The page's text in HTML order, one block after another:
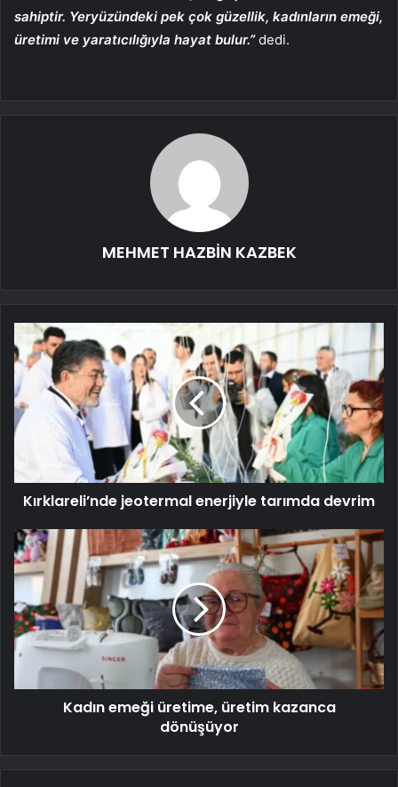
sahiptir. Yeryüzündeki pek çok güzellik, kadınların emeği,
üretimi ve yaratıcılığıyla hayat bulur.”dedi.
MEHMET HAZBİN KAZBEK
Kırklareli’nde jeotermal enerjiyle tarımda devrim
Kadın emeği üretime, üretim kazanca
dönüşüyor